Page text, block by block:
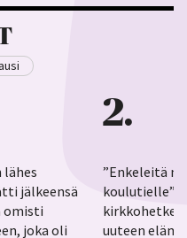
lähes
jälkeensä
omisti
joka oli
2
”Enkeleitä
koulutielle”–
uuteen